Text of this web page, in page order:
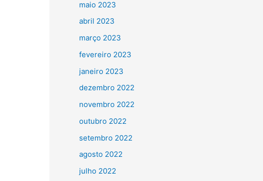
maio 2023
abril 2023
março 2023
fevereiro 2023
janeiro 2023
dezembro 2022
novembro 2022
outubro 2022
setembro 2022
agosto 2022
julho 2022